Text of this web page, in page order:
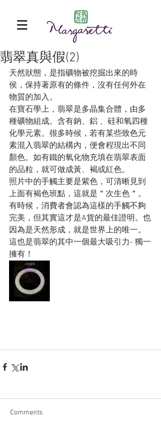
翡翠真與假(2)
天然狀態，是指礦物被挖掘出來的時
侯，保持著原有的條件，沒有任何外在
物質的加入。
在寶石學上，翡翠是多晶集合體，由多
種礦物組成。含有鈉、鋁 、硅和氧四種
化學元素。很多時候，若有某些致色元
素混入翡翠的結構內，便會程現出不同
顏色。如有鐵的氧化物充填在翡翠表面
的品粒，就可做成黃、褐或紅色。
照片中的手觸主要是紫色，可清晰見到
上面有褐色班點，這就是＂次生色＂。
有時候，消費者會認為這樣的手觸不夠
完美，但其實這才是A貨的最佳證明。也
因為是天然形成，就是世界上的唯一。
這也是翡翠的其中一個最大吸引力- 獨一
擁有！
Comments